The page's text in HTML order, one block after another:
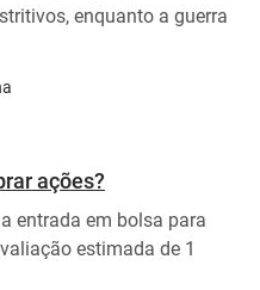
enquanto a guerra
ações?
entrada em bolsa para
estimada de 1